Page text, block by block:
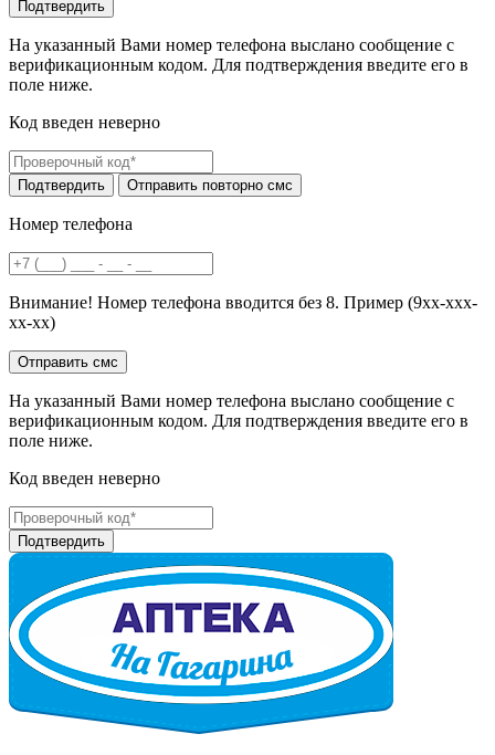
На указанный Вами номер телефона выслано сообщение с
верификационным кодом. Для подтверждения введите его в
поле ниже.
Код введен неверно
Номер телефона
Внимание! Номер телефона вводится без 8. Пример (9хх-ххх-
хх-хх)
На указанный Вами номер телефона выслано сообщение с
верификационным кодом. Для подтверждения введите его в
поле ниже.
Код введен неверно